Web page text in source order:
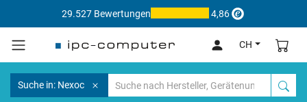
29.527 Bewertungen 4,86
CH
Suche in: Nexoc